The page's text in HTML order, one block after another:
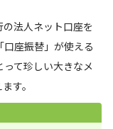
法人ネット口座を
座振替」が使える
て珍しい大きなメ
す。